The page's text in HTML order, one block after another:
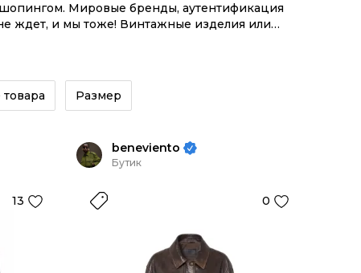
Мировые бренды, аутентификация
ждет, и мы тоже! Винтажные изделия или
инструментов.
Размер
13
beneviento
Бутик
0